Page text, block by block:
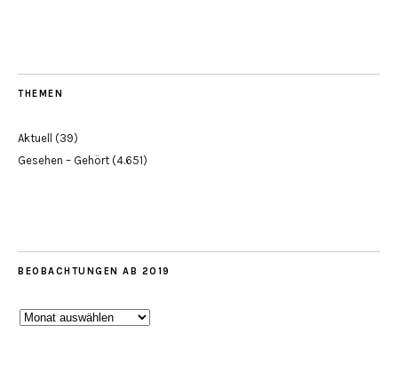
THEMEN
Aktuell
(39)
Gesehen – Gehört (4.651)
BEOBACHTUNGEN AB 2019
Beobachtungen